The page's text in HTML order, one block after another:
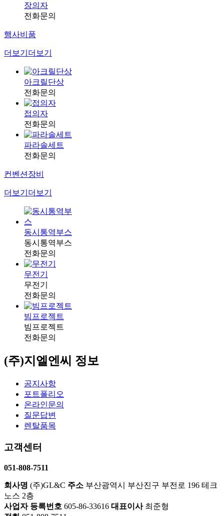
장의자
전화문의
행사비품
더보기 더보기
아크릴단상
전화문의
접의자
전화문의
파라솔세트
전화문의
컨벤션장비
더보기 더보기
동시통역부스
동시통역부스
전화문의
무전기
무전기
전화문의
빔프로젝트
빔프로젝트
전화문의
(주)지엘엔씨 정보
공지사항
포트폴리오
온라인문의
질문답변
렌탈품목
고객센터
051-808-7511
회사명 (주)GL&C 주소 부산광역시 부산진구 부전로 196 테크
노스 2층
사업자 등록번호 605-86-33616 대표이사최준형